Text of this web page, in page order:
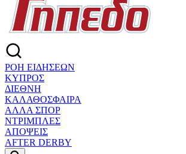
ΡΟΗ ΕΙΔΗΣΕΩΝ
ΚΥΠΡΟΣ
ΔΙΕΘΝΗ
ΚΑΛΑΘΟΣΦΑΙΡΑ
ΑΛΛΑ ΣΠΟΡ
ΝΤΡΙΜΠΛΕΣ
ΑΠΟΨΕΙΣ
AFTER DERBY